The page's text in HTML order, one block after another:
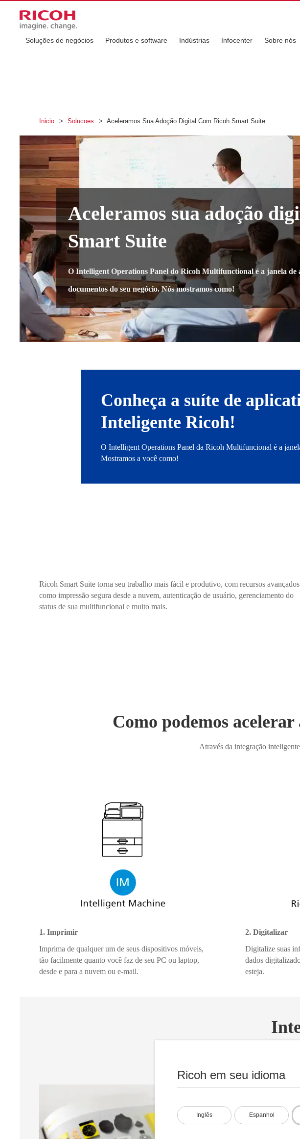
Ricoh em seu idioma
Inglês Espanhol
Soluções de negócios Produtos e software Indústrias Infocenter Sobre nós
Inicio > Solucoes > Aceleramos Sua Adoção Digital Com Ricoh Smart Suite
Aceleramos sua adoção
Smart Suite
O Intelligent Operations Panel do Ricoh Multifunctional é a janela de
documentos do seu negócio. Nós mostramos como!
Conheça a suíte de
Inteligente Ricoh!
O Intelligent Operations Panel da Ricoh Multifuncional é a
Mostramos a você como!
Ricoh Smart Suite torna seu trabalho mais fácil e produtivo, com recursos avançados
como impressão segura desde a nuvem, autenticação de usuário, gerenciamento do
status de sua multifuncional e muito mais.
Como podemos
Através da integração
1. Imprimir
Imprima de qualquer um de seus dispositivos móveis,
tão facilmente quanto você faz de seu PC ou laptop,
desde e para a nuvem ou e-mail.
2. Digitalizar
Digitalize suas
dados
esteja.